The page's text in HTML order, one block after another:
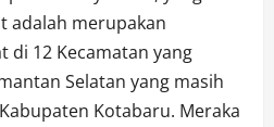
adalah merupakan
di 12 Kecamatan yang
Selatan yang masih
Kotabaru. Meraka